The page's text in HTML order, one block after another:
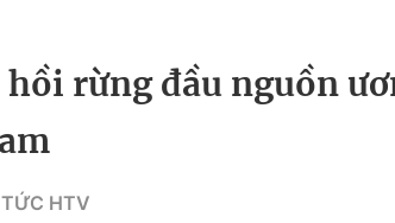
Phóng sự
rừng đầu nguồn
HTV